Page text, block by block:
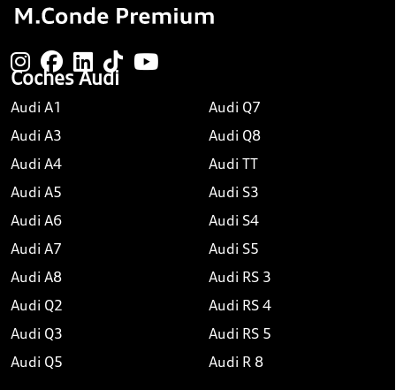
Coches Audi
Audi A1
Audi A3
Audi A4
Audi A5
Audi A6
Audi A7
Audi A8
Audi Q2
Audi Q3
Audi Q5
Audi Q7
Audi Q8
Audi TT
Audi S3
Audi S4
Audi S5
Audi RS 3
Audi RS 4
Audi RS 5
Audi R 8